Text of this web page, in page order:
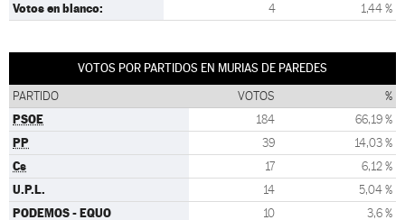
Votos en blanco: 4 1,44 %
VOTOS POR PARTIDOS EN MURIAS DE PAREDES
PARTIDO VOTOS %
PSOE 184 66,19 %
PP 39 14,03 %
Cs 17 6,12 %
U.P.L. 14 5,04 %
PODEMOS - EQUO 10 3,6 %